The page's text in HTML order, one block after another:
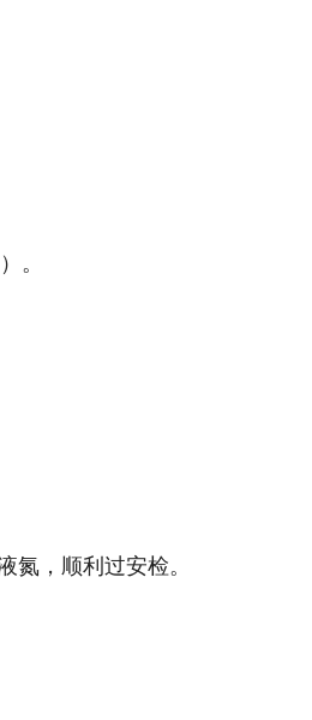
。
，顺利过安检。